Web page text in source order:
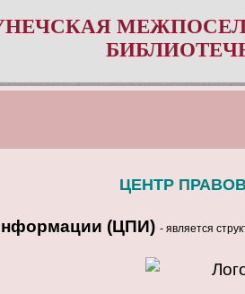
ЦЕНТР
(ЦПИ) - является